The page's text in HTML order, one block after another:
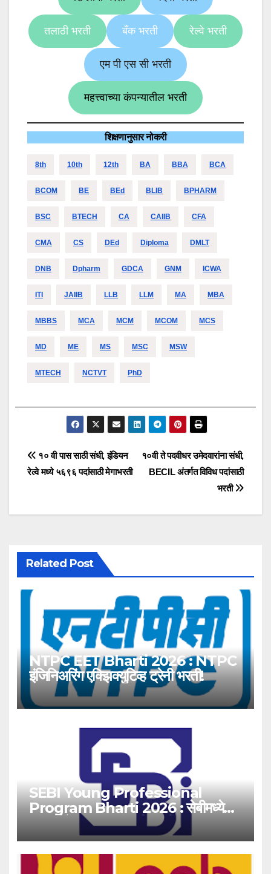
तलाठी भरती बँक भरती रेल्वे भरती
एम पी एस सी भरती
महत्त्वाच्या कंपन्यातील भरती
शिक्षणानुसार नोकरी
8th 10th 12th BA BBA BCA
BCOM BE BEd BLIB BPHARM
BSC BTECH CA CAIIB CFA
CMA CS DEd Diploma DMLT
DNB Dpharm GDCA GNM ICWA
ITI JAIIB LLB LLM MA MBA
MBBS MCA MCM MCOM MCS
MD ME MS MSC MSW
MTECH NCTVT PhD
Post
navigation
१०वी ते पदवीधर उमेदवारांना संधी,
BECIL अंतर्गत विविध पदांसाठी
भरती
१० वी पास साठी संधी, इंडियन
रेल्वे मध्ये ५६९६ पदांसाठी मेगाभरती
Related Post
NTPC EET Bharti 2026 : NTPC
इंजिनिअरिंग एक्झिक्युटिव्ह ट्रेनी भरती!
SEBI Young Professional
Program Bharti 2026 : सेबीमध्ये
‘यंग प्रोफेशनल’ पदांसाठी भरती!